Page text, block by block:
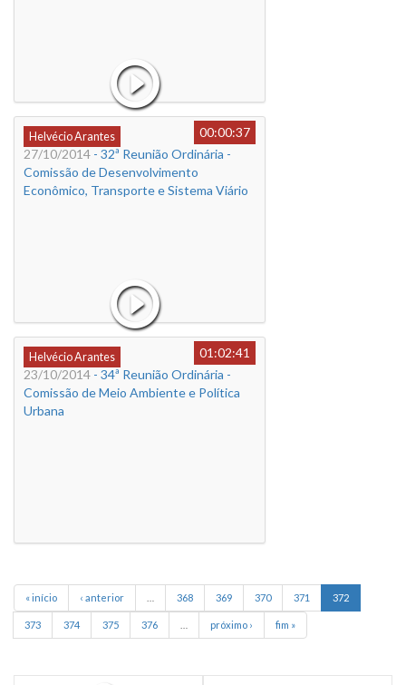
Helvécio Arantes
00:00:37
27/10/2014 - 32ª Reunião Ordinária -
Comissão de Desenvolvimento
Econômico, Transporte e Sistema Viário
Helvécio Arantes
01:02:41
23/10/2014 - 34ª Reunião Ordinária -
Comissão de Meio Ambiente e Política
Urbana
« início ‹ anterior 368 369 370 371 372
373 374 375 376 próximo › fim »